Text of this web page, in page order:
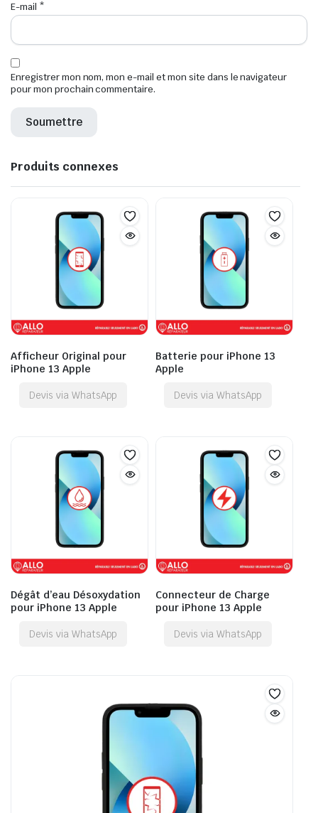
E-mail *
Enregistrer mon nom, mon e-mail et mon site dans le navigateur
pour mon prochain commentaire.
Produits connexes
Afficheur Original pour
iPhone 13 Apple
Devis via WhatsApp
Batterie pour iPhone 13
Apple
Devis via WhatsApp
Dégât d’eau Désoxydation
pour iPhone 13 Apple
Devis via WhatsApp
Connecteur de Charge
pour iPhone 13 Apple
Devis via WhatsApp